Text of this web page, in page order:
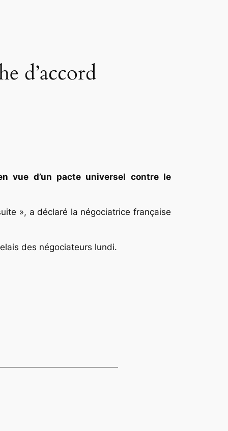
d’accord
vue d’un pacte universel contre le
», a déclaré la négociatrice française
des négociateurs lundi.